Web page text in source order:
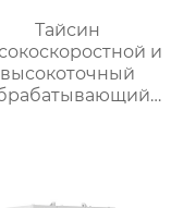
Тайсин
и
высокоточный